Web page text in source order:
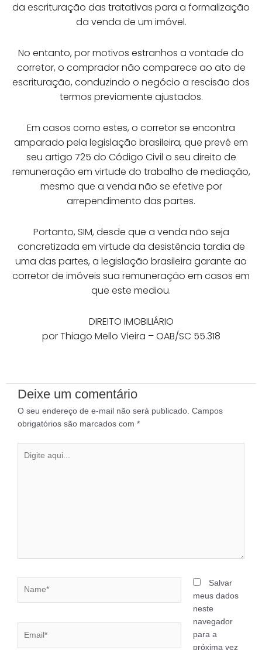
da escrituração das tratativas para a formalização
da venda de um imóvel.
No entanto, por motivos estranhos a vontade do
corretor, o comprador não comparece ao ato de
escrituração, conduzindo o negócio a rescisão dos
termos previamente ajustados.
Em casos como estes, o corretor se encontra
amparado pela legislação brasileira, que prevê em
seu artigo 725 do Código Civil o seu direito de
remuneração em virtude do trabalho de mediação,
mesmo que a venda não se efetive por
arrependimento das partes.
Portanto, SIM, desde que a venda não seja
concretizada em virtude da desistência tardia de
uma das partes, a legislação brasileira garante ao
corretor de imóveis sua remuneração em casos em
que este mediou.
DIREITO IMOBILIÁRIO
por Thiago Mello Vieira – OAB/SC 55.318
Deixe um comentário
O seu endereço de e-mail não será publicado. Campos
obrigatórios são marcados com *
aqui...
Salvar
meus dados
neste
navegador
para a
próxima vez